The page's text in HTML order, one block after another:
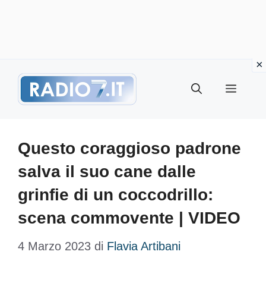
Menu
Questo coraggioso padrone
salva il suo cane dalle
grinfie di un coccodrillo:
scena commovente | VIDEO
4 Marzo 2023 di Flavia Artibani